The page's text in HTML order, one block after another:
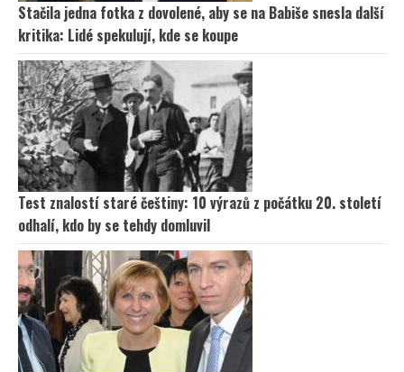
Stačila jedna fotka z dovolené, aby se na Babiše snesla další
kritika: Lidé spekulují, kde se koupe
Test znalostí staré češtiny: 10 výrazů z počátku 20. století
odhalí, kdo by se tehdy domluvil